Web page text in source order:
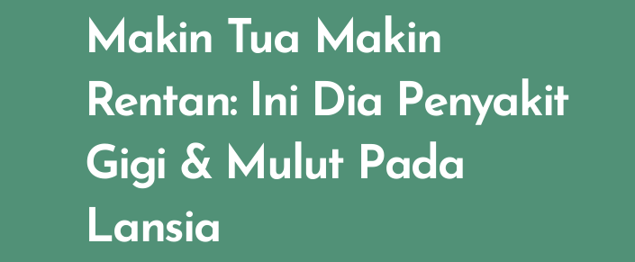
Makin Tua Makin
Rentan: Ini Dia Penyakit
Gigi & Mulut Pada
Lansia